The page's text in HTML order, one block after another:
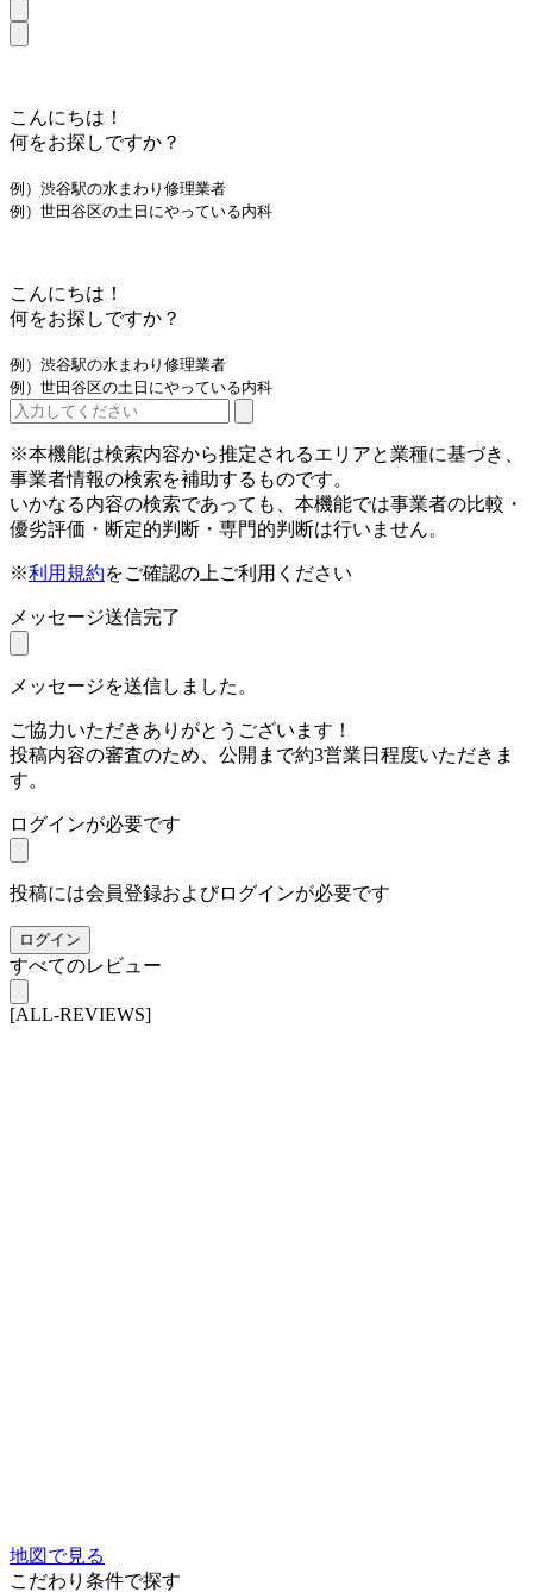
こんにちは！
何をお探しですか？
例）渋谷駅の水まわり修理業者
例）世田谷区の土日にやっている内科
こんにちは！
何をお探しですか？
例）渋谷駅の水まわり修理業者
例）世田谷区の土日にやっている内科
※本機能は検索内容から推定されるエリアと業種に基づき、
事業者情報の検索を補助するものです。
いかなる内容の検索であっても、本機能では事業者の比較・
優劣評価・断定的判断・専門的判断は行いません。
※利用規約をご確認の上ご利用ください
メッセージ送信完了
メッセージを送信しました。
ご協力いただきありがとうございます！
投稿内容の審査のため、公開まで約3営業日程度いただきま
す。
ログインが必要です
投稿には会員登録およびログインが必要です
ログイン
すべてのレビュー
[ALL-REVIEWS]
地図で見る
こだわり条件で探す